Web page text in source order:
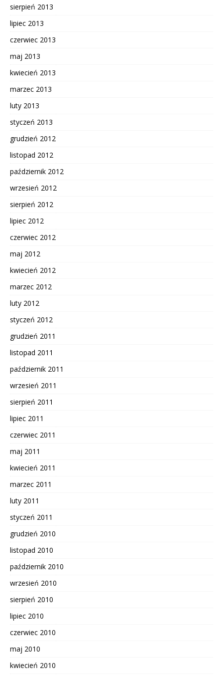
sierpień 2013
lipiec 2013
czerwiec 2013
maj 2013
kwiecień 2013
marzec 2013
luty 2013
styczeń 2013
grudzień 2012
listopad 2012
październik 2012
wrzesień 2012
sierpień 2012
lipiec 2012
czerwiec 2012
maj 2012
kwiecień 2012
marzec 2012
luty 2012
styczeń 2012
grudzień 2011
listopad 2011
październik 2011
wrzesień 2011
sierpień 2011
lipiec 2011
czerwiec 2011
maj 2011
kwiecień 2011
marzec 2011
luty 2011
styczeń 2011
grudzień 2010
listopad 2010
październik 2010
wrzesień 2010
sierpień 2010
lipiec 2010
czerwiec 2010
maj 2010
kwiecień 2010